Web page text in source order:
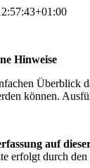
Hinweise
Überblick
können.
auf
erfolgt durch